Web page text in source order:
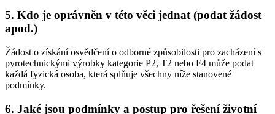
5. Kdo je oprávněn v této věci jednat (podat žádost
apod.)
Žádost o získání osvědčení o odborné způsobilosti pro zacházení s
pyrotechnickými výrobky kategorie P2, T2 nebo F4 může podat
každá fyzická osoba, která splňuje všechny níže stanovené
podmínky.
6. Jaké jsou podmínky a postup pro řešení životní